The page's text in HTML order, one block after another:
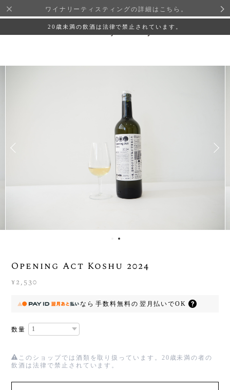
ワイナリーティスティングの詳細はこちら。
20歳未満の飲酒は法律で禁止されています。
Opening Act Koshu 2024
¥2,530
なら 手数料無料の 翌月払いでOK
数量
このショップでは酒類を取り扱っています。20歳未満の者の
飲酒は法律で禁止されています。